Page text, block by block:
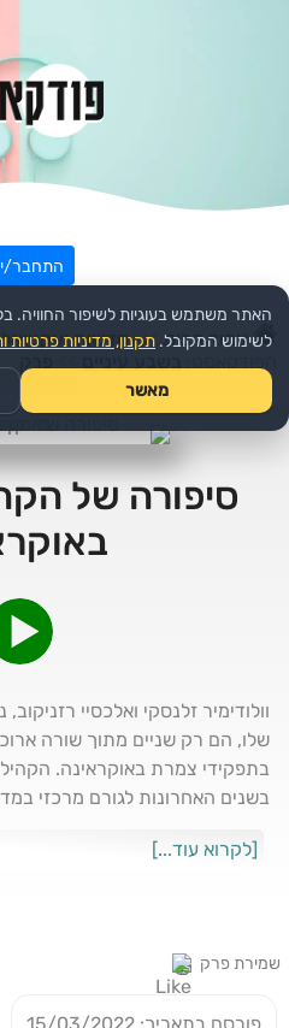
התחבר/
עמוד הבית >> חדשות
סיפורה של
וולודימיר זלנסקי ואלכסיי
שלו, הם רק שניים מתוך שורה
בתפקידי צמרת באוקראינה.
בשנים האחרונות לגורם מרכזי
מרכזיות ועד, כאמור, לנשיא עצמו.
זורווסקי, יליד אוקראינה, לסיפורה
באוקראינה, וכיצד המלחמה שם
[לקרוא עוד...]
שמירת פרק
האתר משתמש בעוגיות לשיפור
לשימוש המקובל. תקנון, מדיניות פרטיות
מאשר